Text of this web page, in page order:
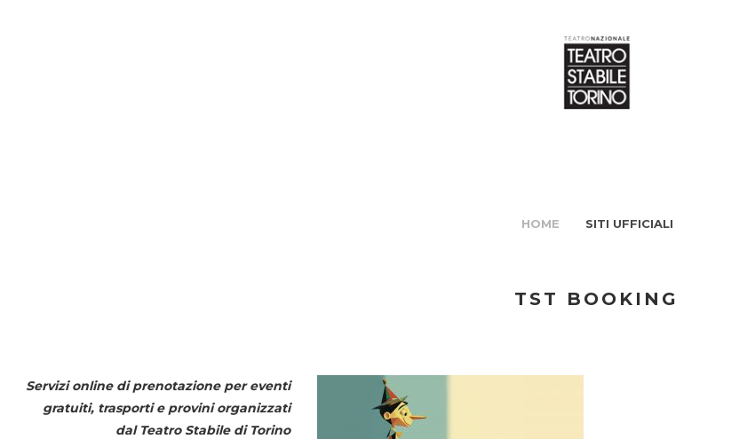
HOME SITI UFFICIALI
TST BOOKING
Servizi online di prenotazione per eventi
gratuiti, trasporti e provini organizzati
dal Teatro Stabile di Torino